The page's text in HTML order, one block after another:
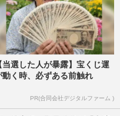
当選した人が暴露】宝くじ運
動く時、必ずある前触れ
PR(合同会社デジタルファーム )